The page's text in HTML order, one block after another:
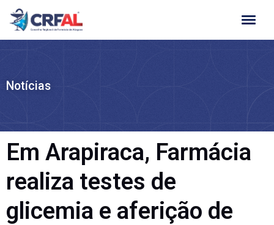
Ir
para
Notícias
Em Arapiraca, Farmácia
realiza testes de
glicemia e aferição de